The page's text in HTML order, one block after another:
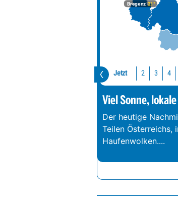
Bregenz21°
Jetzt 2 3 4
Viel Sonne,
Der heutige
Teilen Österreichs,
Haufenwolken....